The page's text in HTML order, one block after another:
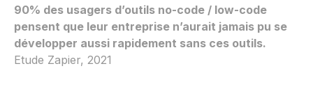
90% des usagers d’outils no-code / low-code
pensent que leur entreprise n’aurait jamais pu se
développer aussi rapidement sans ces outils.
Etude Zapier, 2021